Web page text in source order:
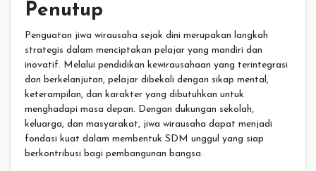
Penutup
Penguatan jiwa wirausaha sejak dini merupakan langkah
strategis dalam menciptakan pelajar yang mandiri dan
inovatif. Melalui pendidikan kewirausahaan yang terintegrasi
dan berkelanjutan, pelajar dibekali dengan sikap mental,
keterampilan, dan karakter yang dibutuhkan untuk
menghadapi masa depan. Dengan dukungan sekolah,
keluarga, dan masyarakat, jiwa wirausaha dapat menjadi
fondasi kuat dalam membentuk SDM unggul yang siap
berkontribusi bagi pembangunan bangsa.